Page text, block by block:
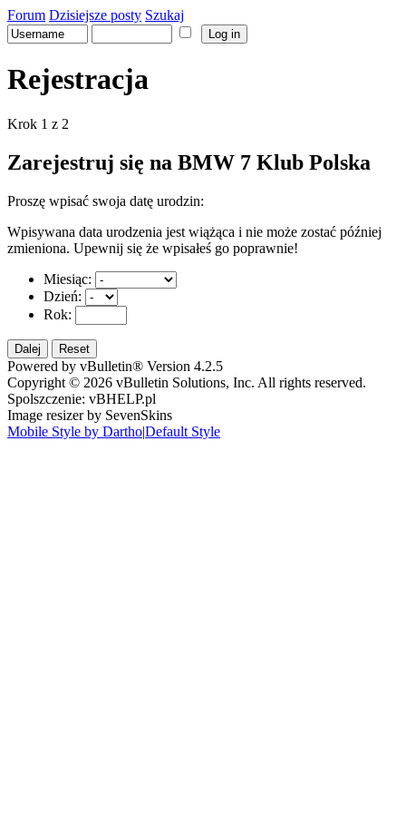
Forum Dzisiejsze posty Szukaj
Rejestracja
Krok 1 z 2
Zarejestruj się na BMW 7 Klub Polska
Proszę wpisać swoja datę urodzin:
Wpisywana data urodzenia jest wiążąca i nie może zostać później
zmieniona. Upewnij się że wpisałeś go poprawnie!
Miesiąc:
Dzień:
Rok:
Powered by vBulletin® Version 4.2.5
Copyright © 2026 vBulletin Solutions, Inc. All rights reserved.
Spolszczenie: vBHELP.pl
Image resizer by SevenSkins
Mobile Style by Dartho|Default Style